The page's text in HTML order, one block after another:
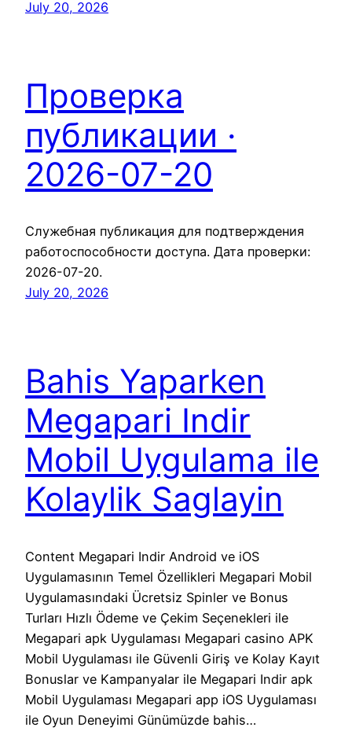
July 20, 2026
Проверка
публикации ·
2026-07-20
Служебная публикация для подтверждения
работоспособности доступа. Дата проверки:
2026-07-20.
July 20, 2026
Bahis Yaparken
Megapari Indir
Mobil Uygulama ile
Kolaylik Saglayin
Content Megapari Indir Android ve iOS
Uygulamasının Temel Özellikleri Megapari Mobil
Uygulamasındaki Ücretsiz Spinler ve Bonus
Turları Hızlı Ödeme ve Çekim Seçenekleri ile
Megapari apk Uygulaması Megapari casino APK
Mobil Uygulaması ile Güvenli Giriş ve Kolay Kayıt
Bonuslar ve Kampanyalar ile Megapari Indir apk
Mobil Uygulaması Megapari app iOS Uygulaması
ile Oyun Deneyimi Günümüzde bahis…